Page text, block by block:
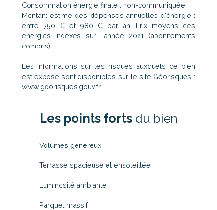
Consommation énergie finale : non-communiquée
Montant estimé des dépenses annuelles d'énergie :
entre 750 € et 980 € par an. Prix moyens des
énergies indexés sur l'année 2021 (abonnements
compris)
Les informations sur les risques auxquels ce bien
est exposé sont disponibles sur le site Géorisques :
www.georisques.gouv.fr
Les points fortsdu bien
Volumes généreux
Terrasse spacieuse et ensoleillée
Luminosité ambiante
Parquet massif